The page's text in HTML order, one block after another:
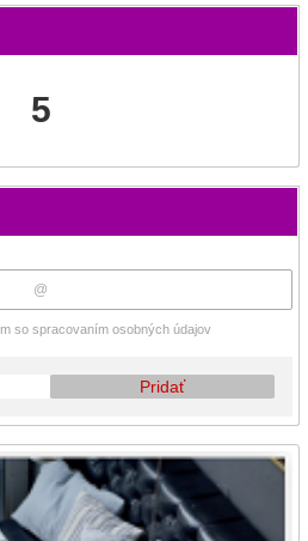
5
so spracovaním osobných údajov
Pridať